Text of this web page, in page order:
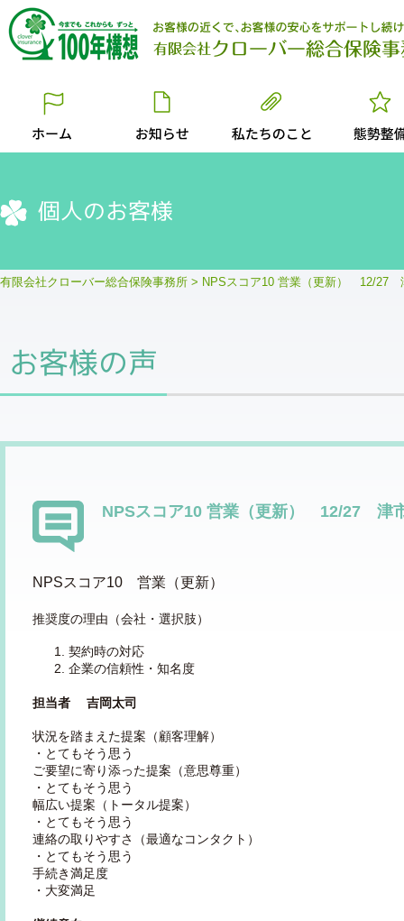
個人のお客様
有限会社クローバー総合保険事務所 > NPSスコア10 営業（更新） 12/27
お客様の声
NPSスコア10 営業（更新） 12/27 津
NPSスコア10 営業（更新）
推奨度の理由（会社・選択肢）
契約時の対応
企業の信頼性・知名度
担当者 吉岡太司
状況を踏まえた提案（顧客理解）
・とてもそう思う
ご要望に寄り添った提案（意思尊重）
・とてもそう思う
幅広い提案（トータル提案）
・とてもそう思う
連絡の取りやすさ（最適なコンタクト）
・とてもそう思う
手続き満足度
・大変満足